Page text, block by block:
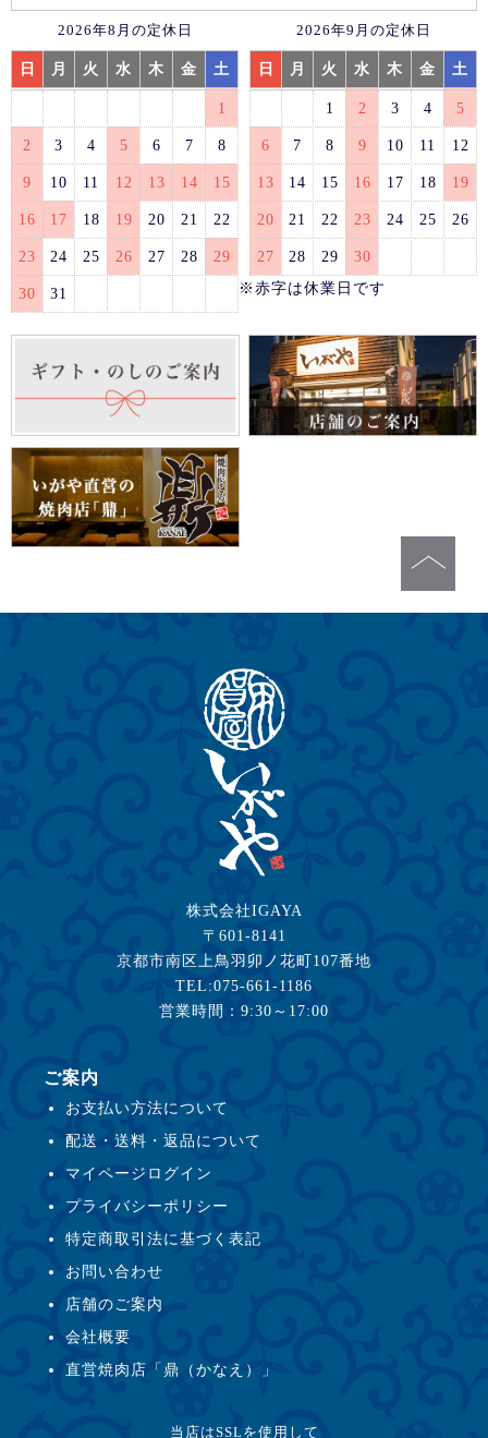
2026年8月の定休日
日 月 火 水 木 金 土
1
2 3 4 5 6 7 8
9 10 11 12 13 14 15
16 17 18 19 20 21 22
23 24 25 26 27 28 29
30 31
2026年9月の定休日
日 月 火 水 木 金 土
1 2 3 4 5
6 7 8 9 10 11 12
13 14 15 16 17 18 19
20 21 22 23 24 25 26
27 28 29
30
※赤字は休業日です
株式会社IGAYA
〒601-8141
京都市南区上鳥羽卯ノ花町107番地
TEL:075-661-1186
営業時間：9:30～17:00
ご案内
お支払い方法について
配送・送料・返品について
マイページログイン
プライバシーポリシー
特定商取引法に基づく表記
お問い合わせ
店舗のご案内
会社概要
直営焼肉店「鼎（かなえ）」
当店はSSLを使用して